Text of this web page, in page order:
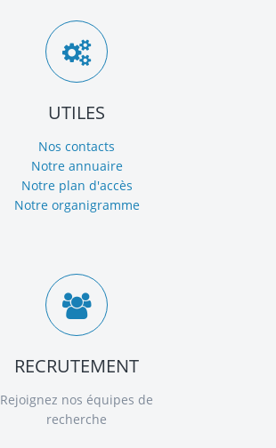
UTILES
Nos contacts
Notre annuaire
Notre plan d'accès
Notre organigramme
RECRUTEMENT
Rejoignez nos équipes de
recherche